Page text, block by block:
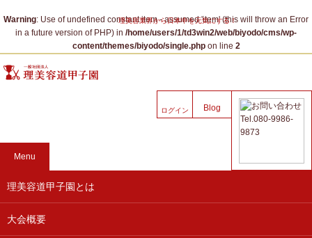
Warning: Use of undefined constant item - assumed 'item' (this will throw an Error
in a future version of PHP) in /home/users/1/td3win2/web/biyodo/cms/wp-
content/themes/biyodo/single.phpon line 2
理美容業界から日本中を元気にする！
Blog
ログイン
Menu
理美容道甲子園とは
大会概要